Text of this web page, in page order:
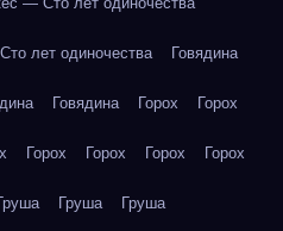
лет одиночества Говядина
Говядина Горох Горох
Горох Горох Горох Горох
Груша Груша